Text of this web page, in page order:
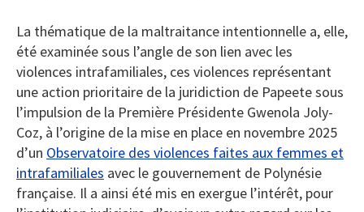
La thématique de la maltraitance intentionnelle a, elle,
été examinée sous l’angle de son lien avec les
violences intrafamiliales, ces violences représentant
une action prioritaire de la juridiction de Papeete sous
l’impulsion de la Première Présidente Gwenola Joly-
Coz, à l’origine de la mise en place en novembre 2025
d’un Observatoire des violences faites aux femmes et
intrafamiliales avec le gouvernement de Polynésie
française. Il a ainsi été mis en exergue l’intérêt, pour